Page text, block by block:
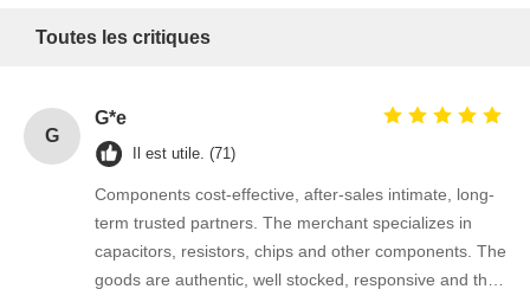
Toutes les critiques
G
G*e
Il est utile. (71)
Components cost-effective, after-sales intimate, long-
term trusted partners. The merchant specializes in
capacitors, resistors, chips and other components. The
goods are authentic, well stocked, responsive and the